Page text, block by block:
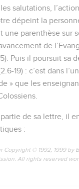
vous conduire
toujours ce qui lui
bonnes et
de vous fortifier à
afin que vous
Dieu le Père : il
lui appartiennent.
à la
royaume de son Fils
nous a délivrés du